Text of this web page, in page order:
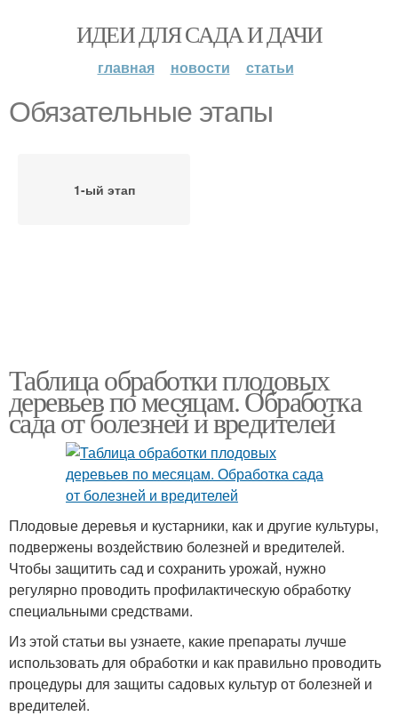
ИДЕИ ДЛЯ САДА И ДАЧИ
главная новости статьи
Обязательные этапы
1-ый этап
Таблица обработки плодовых
деревьев по месяцам. Обработка
сада от болезней и вредителей
Плодовые деревья и кустарники, как и другие культуры,
подвержены воздействию болезней и вредителей.
Чтобы защитить сад и сохранить урожай, нужно
регулярно проводить профилактическую обработку
специальными средствами.
Из этой статьи вы узнаете, какие препараты лучше
использовать для обработки и как правильно проводить
процедуры для защиты садовых культур от болезней и
вредителей.